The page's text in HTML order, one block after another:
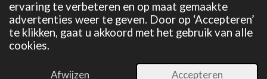
ervaring te verbeteren en op maat gemaakte
advertenties weer te geven. Door op ‘Accepteren’
te klikken, gaat u akkoord met het gebruik van alle
cookies.
Afwijzen Accepteren
© 2019-2026 Mars Seniorenclub - JB